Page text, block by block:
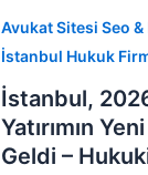
Avukat Sitesi Seo
İstanbul Hukuk
İstanbul,
Yatırımın
Geldi –